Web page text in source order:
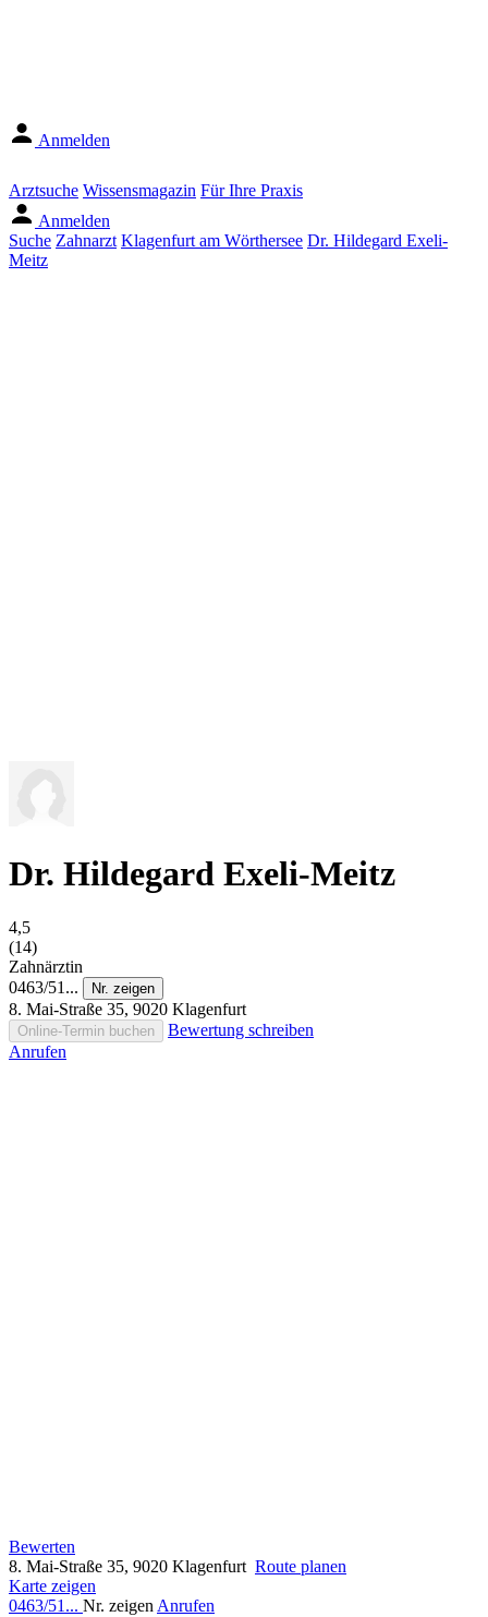
Anmelden
Arztsuche Wissensmagazin Für Ihre Praxis
Anmelden
Suche Zahnarzt Klagenfurt am Wörthersee Dr. Hildegard Exeli-
Meitz
Dr. Hildegard Exeli-Meitz
4,5
(14)
Zahnärztin
0463/51...
Nr. zeigen
8. Mai-Straße 35, 9020 Klagenfurt
Online-Termin buchen
Bewertung schreiben
Anrufen
Bewerten
8. Mai-Straße 35, 9020 Klagenfurt Route planen
Karte zeigen
0463/51... Nr. zeigen Anrufen